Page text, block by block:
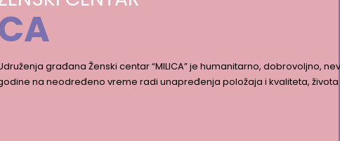
građana Ženski centar “MILICA” je humanitarno, dobrovoljno,
na neodređeno vreme radi unapređenja položaja i kvaliteta, života